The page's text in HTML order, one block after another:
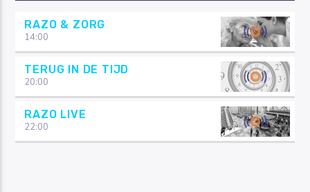
RAZO & ZORG
14:00
TERUG IN DE TIJD
20:00
RAZO LIVE
22:00